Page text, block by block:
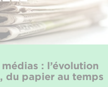
: l’évolution
du papier au temps